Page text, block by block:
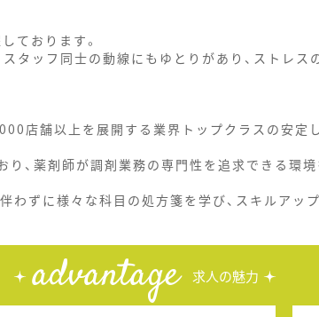
ております。
タッフ同士の動線にもゆとりがあり、ストレス
店舗以上を展開する業界トップクラスの安定
、薬剤師が調剤業務の専門性を追求できる環境
ずに様々な科目の処方箋を学び、スキルアッ
advantage 求人の魅力